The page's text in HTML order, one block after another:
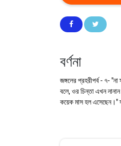
বর্ণনা
জঙ্গলের প্রহরীপর্ব - ৭-
বলে, ওর চিন্তা এখন
কয়েক মাস হল এসেছেন।"